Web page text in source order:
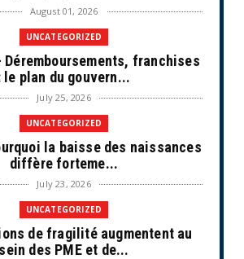
August 01, 2026
UNCATEGORIZED
Déremboursements, franchises
le plan du gouvern...
July 25, 2026
UNCATEGORIZED
la baisse des naissances
diffère forteme...
July 23, 2026
UNCATEGORIZED
de fragilité augmentent au
sein des PME et de...